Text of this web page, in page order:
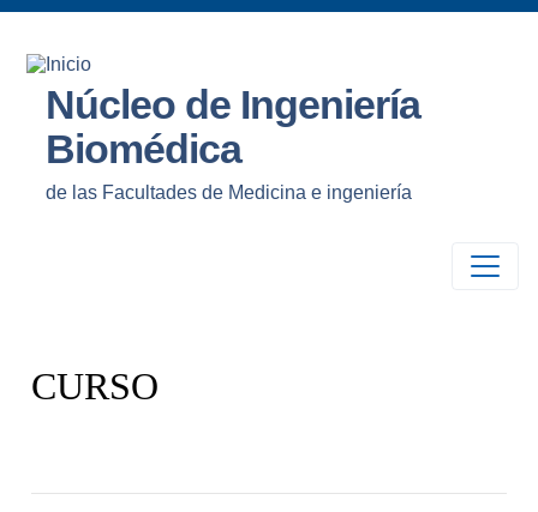
Núcleo de Ingeniería
Biomédica
de las Facultades de Medicina e ingeniería
CURSO